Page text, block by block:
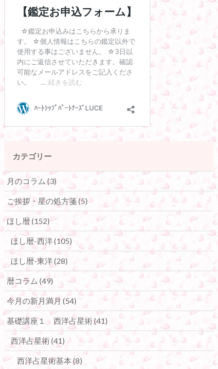
カテゴリー
月のコラム (3)
ご挨拶・星の処方箋(5)
ほし暦(152)
ほし暦-西洋(105)
ほし暦-東洋(28)
暦コラム (49)
今月の新月満月 (54)
基礎講座１ 西洋占星術(41)
西洋占星術(41)
西洋占星術基本(8)